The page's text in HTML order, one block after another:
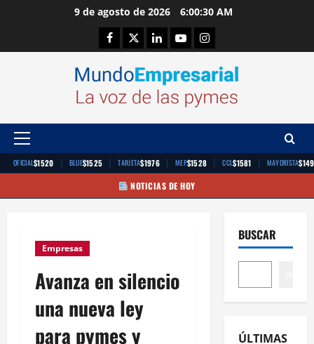
9 de agosto de 2026 6:00:30 AM
Facebook
TwitterLinkedinYoutubeInstagram
Menú
principal
OFICIAL$1520 | BLUE$1525 | TARJETA$1976 | MEP$1528 | CCL$1581 | MAYORISTA
NOTICIAS DE HOY
Empresas
Avanza en silencio
una nueva ley
para pymes y
BUSCAR
ÚLTIMAS